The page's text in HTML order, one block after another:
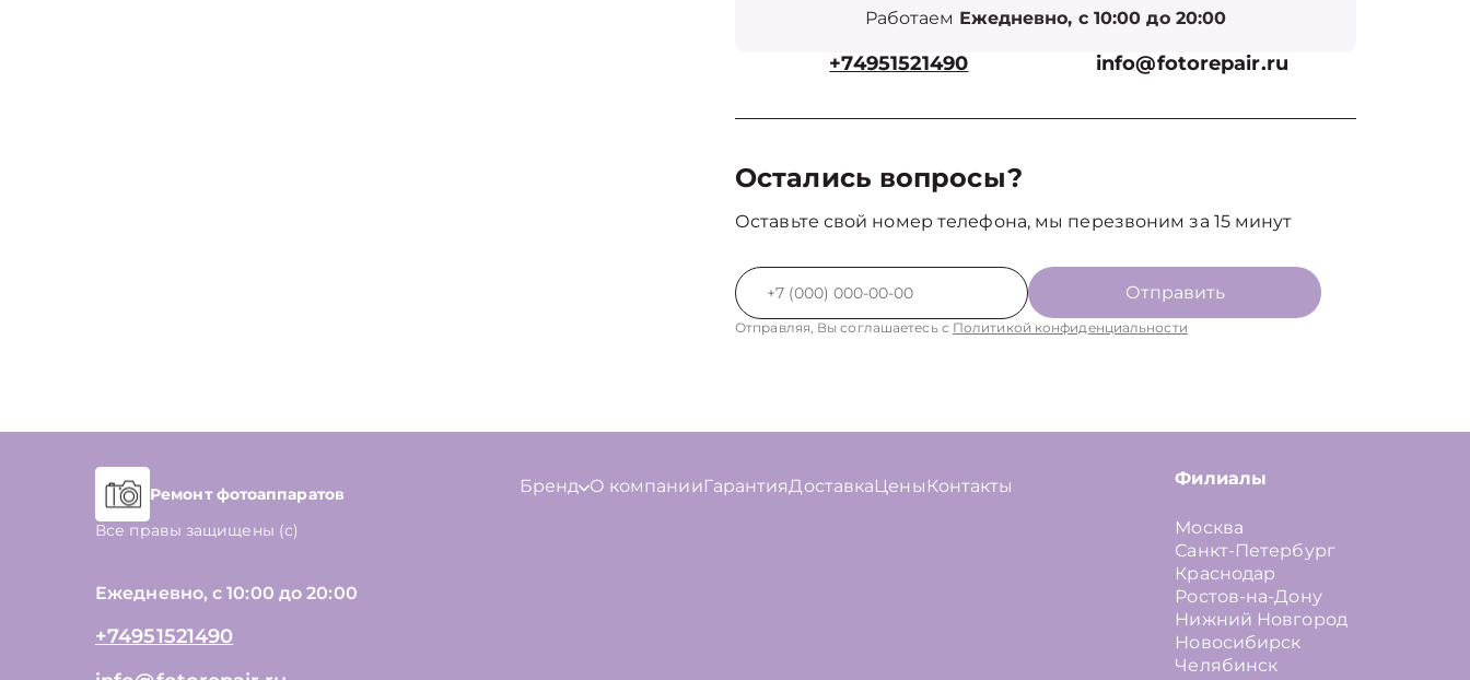
Работаем Ежедневно, с 10:00 до 20:00
+74951521490 info@fotorepair.ru
Остались вопросы?
Оставьте свой номер телефона, мы перезвоним за 15 минут
Отправить
Отправляя, Вы соглашаетесь с Политикой конфиденциальности
Ремонт фотоаппаратов
Все правы защищены (с)
Ежедневно, с 10:00 до 20:00
+74951521490
Бренд О компанииГарантияДоставкаЦены Контакты Филиалы
Москва
Санкт-Петербург
Краснодар
Ростов-на-Дону
Нижний Новгород
Новосибирск
Челябинск